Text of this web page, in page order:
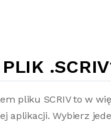
pliku SCRIV to w
aplikacji. Wybierz